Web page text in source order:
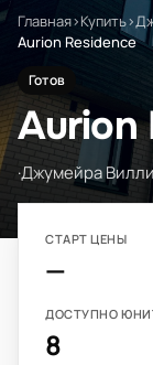
Главная›Купить›
Aurion Residence
Готов
Aurion
·Джумейра
СТАРТ ЦЕНЫ
—
ДОСТУПНО
8